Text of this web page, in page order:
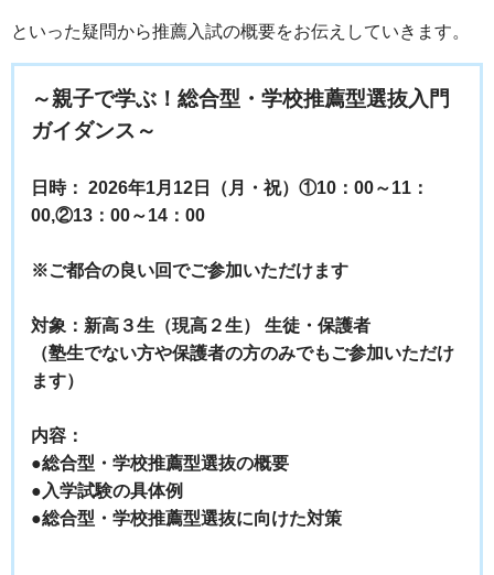
といった疑問から推薦入試の概要をお伝えしていきます。
～親子で学ぶ！総合型・学校推薦型選抜入門
ガイダンス～
日時： 2026年1月12日（月・祝）①10：00～11：
00,②13：00～14：00
※ご都合の良い回でご参加いただけます
対象：新高３生（現高２生） 生徒・保護者
（塾生でない方や保護者の方のみでもご参加いただけ
ます）
内容：
●総合型・学校推薦型選抜の概要
●入学試験の具体例
●総合型・学校推薦型選抜に向けた対策